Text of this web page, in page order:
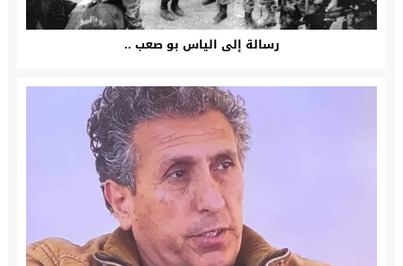
رسالة إلى الياس بو صعب ..